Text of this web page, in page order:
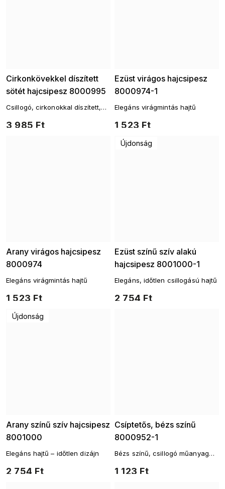
Cirkonkövekkel díszített
sötét hajcsipesz 8000995
3 985 Ft
Csillogó, cirkonokkal díszített,
Ezüst virágos hajcsipesz
8000974-1
1 523 Ft
Elegáns virágmintás hajtű
Arany virágos hajcsipesz
8000974
1 523 Ft
Elegáns virágmintás hajtű
Újdonság
Ezüst színű szív alakú
hajcsipesz 8001000-1
2 754 Ft
Elegáns, időtlen csillogású hajtű
Újdonság
Arany színű szív hajcsipesz
8001000
2 754 Ft
Elegáns hajtű – időtlen dizájn
Csíptetős, bézs színű
8000952-1
1 123 Ft
Bézs színű, csillogó műanyag